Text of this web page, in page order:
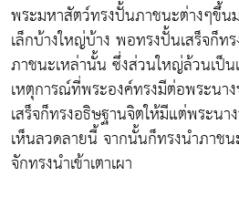
พระมหาสัตว์ทรงปั้นภาชนะต่างๆขึ้น
เล็กบ้างใหญ่บ้าง พอทรงปั้นเสร็จก็ท
ภาชนะเหล่านั้น ซึ่งส่วนใหญ่ล้วนเป็น
เหตุการณ์ที่พระองค์ทรงมีต่อพระนา
เสร็จก็ทรงอธิษฐานจิตให้มีแต่พระนา
เห็นลวดลายนี้ จากนั้นก็ทรงนำภาช
จักทรงนำเข้าเตาเผา